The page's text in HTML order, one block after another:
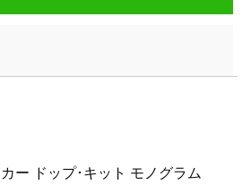
ー ドップ･キット モノグラム